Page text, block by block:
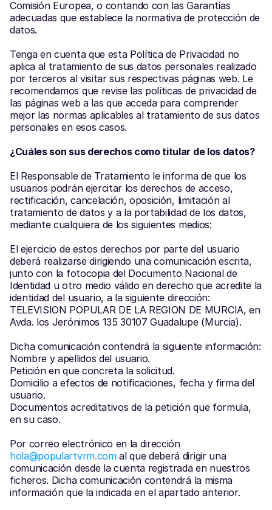
Comisión Europea, o contando con las Garantías
adecuadas que establece la normativa de protección de
datos.
Tenga en cuenta que esta Política de Privacidad no
aplica al tratamiento de sus datos personales realizado
por terceros al visitar sus respectivas páginas web. Le
recomendamos que revise las políticas de privacidad de
las páginas web a las que acceda para comprender
mejor las normas aplicables al tratamiento de sus datos
personales en esos casos.
¿Cuáles son sus derechos como titular de los datos?
El Responsable de Tratamiento le informa de que los
usuarios podrán ejercitar los derechos de acceso,
rectificación, cancelación, oposición, limitación al
tratamiento de datos y a la portabilidad de los datos,
mediante cualquiera de los siguientes medios:
El ejercicio de estos derechos por parte del usuario
deberá realizarse dirigiendo una comunicación escrita,
junto con la fotocopia del Documento Nacional de
Identidad u otro medio válido en derecho que acredite la
identidad del usuario, a la siguiente dirección:
TELEVISION POPULAR DE LA REGION DE MURCIA, en
Avda. los Jerónimos 135 30107 Guadalupe (Murcia).
Dicha comunicación contendrá la siguiente información:
Nombre y apellidos del usuario.
Petición en que concreta la solicitud.
Domicilio a efectos de notificaciones, fecha y firma del
usuario.
Documentos acreditativos de la petición que formula,
en su caso.
Por correo electrónico en la dirección
hola@populartvrm.com al que deberá dirigir una
comunicación desde la cuenta registrada en nuestros
ficheros. Dicha comunicación contendrá la misma
información que la indicada en el apartado anterior.